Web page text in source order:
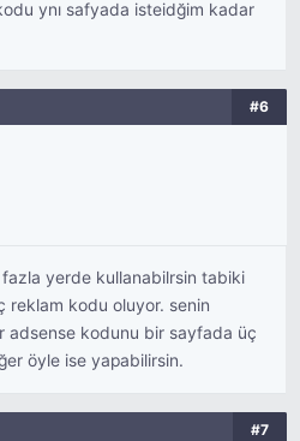
ynı safyada isteidğim kadar
#6
yerde kullanabilrsin tabiki
reklam kodu oluyor. senin
adsense kodunu bir sayfada üç
öyle ise yapabilirsin.
#7